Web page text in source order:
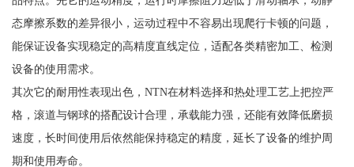
态摩擦系数的差异很小，运动过程中不容易出现爬行卡顿的问题，
能保证设备实现稳定的高精度直线定位，适配各类精密加工、检测
设备的使用需求。
其次它的耐用性表现出色，NTN在材料选择和热处理工艺上把控严
格，滚道与钢球的搭配设计合理，承载能力强，还能有效降低磨损
速度，长时间使用后依然能保持稳定的精度，延长了设备的维护周
期和使用寿命。